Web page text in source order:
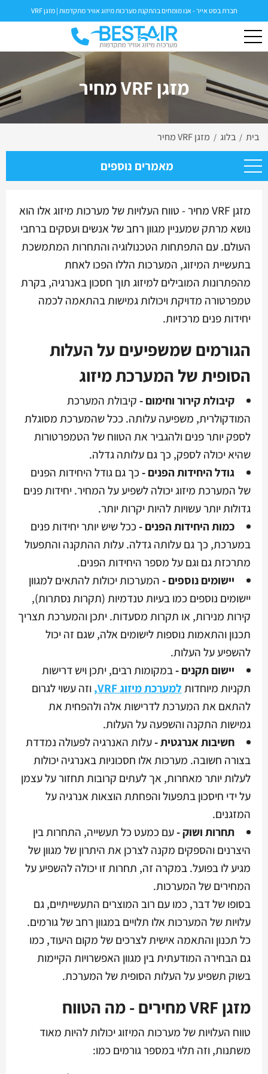
חברת בסט אייר - אנו מומחים בהתקנת מערכות מיזוג אוויר מתקדמות | מזגן VRF
מזגן VRF מחיר
בית / בלוג / מזגן VRF מחיר
מאמרים נוספים
מזגן VRF מחיר - טווח העלויות של מערכות מיזוג אלו הוא
נושא מרתק שמעניין מגוון רחב של אנשים ועסקים ברחבי
העולם. עם התפתחות הטכנולוגיה והתחרות המתמשכת
בתעשיית המיזוג, המערכות הללו הפכו לאחת
מהפתרונות המובילים למיזוג תוך חסכון באנרגיה, בקרת
טמפרטורה מדויקת ויכולות גמישות בהתאמה לכמה
יחידות פנים מרכזיות.
הגורמים שמשפיעים על העלות
הסופית של המערכת מיזוג
קיבולת קירור וחימום -קיבולת המערכת
המודקולרית, משפיעה עלותה. ככל שהמערכת מסוגלת
לספק יותר פנים ולהגביר את הטווח של הטמפרטורות
שהיא יכולה לספק, כך גם עלותה גדלה.
גודל היחידות הפנים -כך גם גודל היחידות הפנים
של המערכת מיזוג יכולה לשפיע על המחיר. יחידות פנים
גדולות יותר עשויות להיות יקרות יותר.
כמות היחידות הפנים -ככל שיש יותר יחידות פנים
במערכת, כך גם עלותה גדלה. עלות ההתקנה והתפעול
מתרכזת גם וגם על מספר היחידות הפנים.
יישומים נוספים -המערכות יכולות להתאים למגוון
יישומים נוספים כמו בעיות טנדמיות (תקרות נסתרות),
קירות מנירות, או תקרות מסעדות. יתכן והמערכת תצריך
תכנון והתאמות נוספות לישומים אלה, שגם זה יכול
להשפיע על העלות.
יישום תקנים -במקומות רבים, יתכן ויש דרישות
תקניות מיוחדותלמערכת מיזוג VRF,
וזה עשוי לגרום
להתאם את המערכת לדרישות אלה ולהפחית את
גמישות התקנה והשפעה על העלות.
חשיבות אנרגטית -עלות האנרגיה לפעולה נמדדת
בצורה חשובה. מערכות אלו חסכוניות באנרגיה יכולות
לעלות יותר מאחרות, אך לעתים קרובות תחזור על עצמן
על ידי חיסכון בתפעול והפחתת הוצאות אנרגיה על
המזגנים.
תחרות ושוק -עם כמעט כל תעשייה, התחרות בין
היצרנים והספקים מקנה לצרכן את היתרון של מגוון של
מגיע לו בפועל. במקרה זה, תחרות זו יכולה להשפיע על
המחירים של המערכות.
בסופו של דבר, כמו עם רוב המוצרים התעשייתיים, גם
עלויות של המערכות אלו תלויים במגוון רחב של גורמים.
כל תכנון והתאמה אישית לצרכים של מקום היעוד, כמו
גם הבחירה המודעתית בין מגוון האפשרויות הקיימות
בשוק תשפיע על העלות הסופית של המערכת.
מזגן VRF מחירים - מה הטווח
טווח העלויות של מערכות המיזוג יכולות להיות מאוד
משתנות, וזה תלוי במספר גורמים כמו: